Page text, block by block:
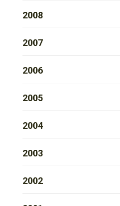
2008
2007
2006
2005
2004
2003
2002